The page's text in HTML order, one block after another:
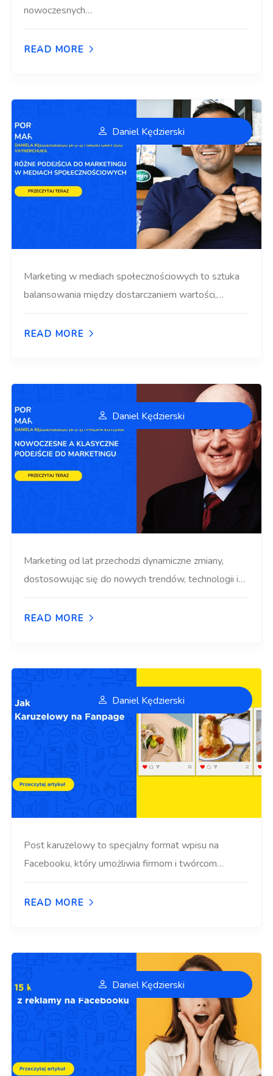
nowoczesnych…
READ MORE
Daniel Kędzierski
Marketing w mediach społecznościowych to sztuka
balansowania między dostarczaniem wartości,…
READ MORE
Daniel Kędzierski
Marketing od lat przechodzi dynamiczne zmiany,
dostosowując się do nowych trendów, technologii i…
READ MORE
Daniel Kędzierski
Post karuzelowy to specjalny format wpisu na
Facebooku, który umożliwia firmom i twórcom…
READ MORE
Daniel Kędzierski